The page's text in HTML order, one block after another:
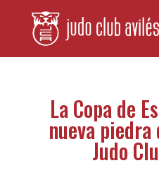
La Copa de
nueva
Judo